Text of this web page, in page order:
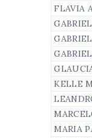
FLAVIA
KELLE
MARIA